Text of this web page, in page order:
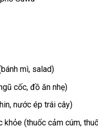
mì, salad)
cốc, đồ ăn nhẹ)
nước ép trái cây)
(thuốc cảm cúm,